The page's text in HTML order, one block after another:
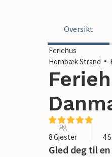
Oversikt
Feriehus
Hornbæk Strand
8 Gjester 4
Gled deg til